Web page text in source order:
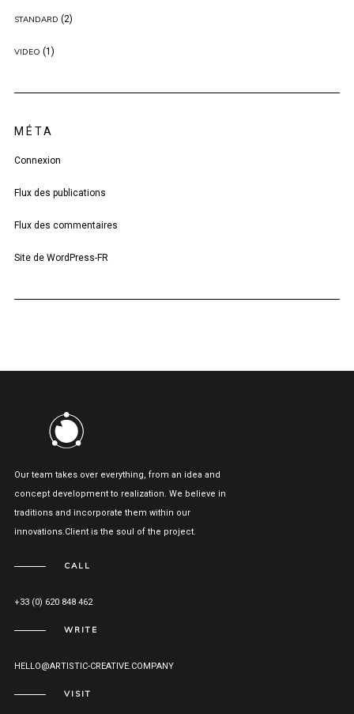
STANDARD (2)
VIDEO (1)
MÉTA
Connexion
Flux des publications
Flux des commentaires
Site de WordPress-FR
Our team takes over everything, from an idea and
concept development to realization. We believe in
traditions and incorporate them within our
innovations.Client is the soul of the project.
CALL
+33 (0) 620 848 462
WRITE
HELLO@ARTISTIC-CREATIVE.COMPANY
VISIT